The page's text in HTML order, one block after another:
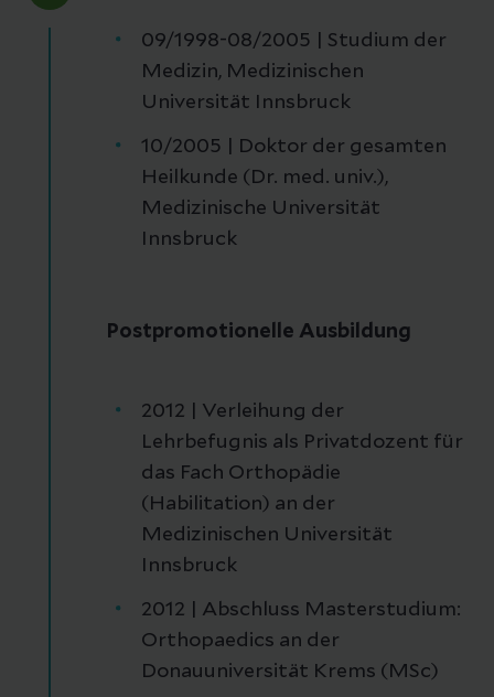
09/1998-08/2005 | Studium der
Medizin, Medizinischen
Universität Innsbruck
10/2005 | Doktor der gesamten
Heilkunde (Dr. med. univ.),
Medizinische Universität
Innsbruck
Postpromotionelle Ausbildung
2012 | Verleihung der
Lehrbefugnis als Privatdozent für
das Fach Orthopädie
(Habilitation) an der
Medizinischen Universität
Innsbruck
2012 | Abschluss Masterstudium:
Orthopaedics an der
Donauuniversität Krems (MSc)